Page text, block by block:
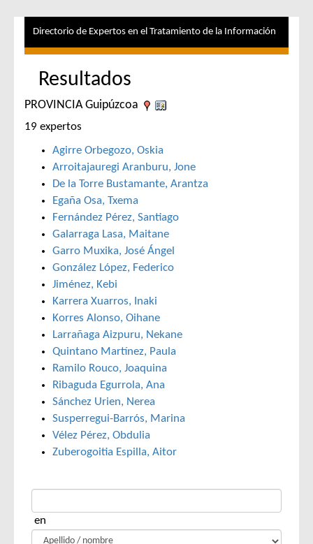
Directorio de Expertos en el Tratamiento de la Información
Resultados
PROVINCIA Guipúzcoa
19 expertos
Agirre Orbegozo, Oskia
Arroitajauregi Aranburu, Jone
De la Torre Bustamante, Arantza
Egaña Osa, Txema
Fernández Pérez, Santiago
Galarraga Lasa, Maitane
Garro Muxika, José Ángel
González López, Federico
Jiménez, Kebi
Karrera Xuarros, Inaki
Korres Alonso, Oihane
Larrañaga Aizpuru, Nekane
Quintano Martínez, Paula
Ramilo Rouco, Joaquina
Ribaguda Egurrola, Ana
Sánchez Urien, Nerea
Susperregui-Barrós, Marina
Vélez Pérez, Obdulia
Zuberogoitia Espilla, Aitor
en